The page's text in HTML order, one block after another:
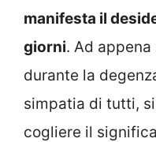
manifesta il
giorni. Ad appena
durante la
simpatia di tutti,
cogliere il